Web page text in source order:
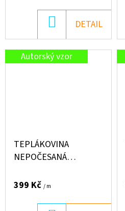
KOŠÍKU
DETAIL
Autorský vzor
TEPLÁKOVINA
NEPOČESANÁ
WOODLAND
399 Kč / m